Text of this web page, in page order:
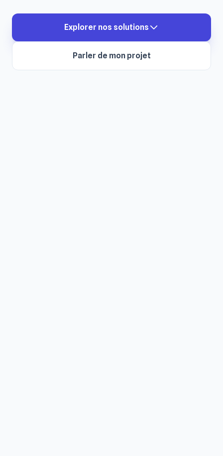
Explorer nos solutions
Parler de mon projet